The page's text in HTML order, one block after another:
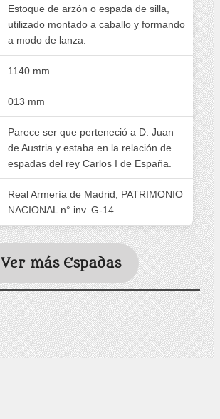
Estoque de arzón o espada de silla,
utilizado montado a caballo y formando
a modo de lanza.
1140 mm
013 mm
Parece ser que perteneció a D. Juan
de Austria y estaba en la relación de
espadas del rey Carlos I de España.
Real Armería de Madrid, PATRIMONIO
NACIONAL n° inv. G-14
Ver más Espadas